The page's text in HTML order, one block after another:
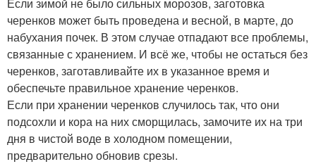
черенков может быть проведена и весной, в марте, до
набухания почек. В этом случае отпадают все проблемы,
связанные с хранением. И всё же, чтобы не остаться без
черенков, заготавливайте их в указанное время и
обеспечьте правильное хранение черенков.
Если при хранении черенков случилось так, что они
подсохли и кора на них сморщилась, замочите их на три
дня в чистой воде в холодном помещении,
предварительно обновив срезы.